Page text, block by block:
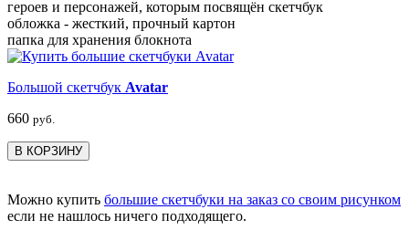
героев и персонажей, которым посвящён скетчбук
обложка - жесткий, прочный картон
папка для хранения блокнота
Большой скетчбук Avatar
660 руб.
В КОРЗИНУ
Можно купить большие скетчбуки на заказ со своим рисунком
если не нашлось ничего подходящего.